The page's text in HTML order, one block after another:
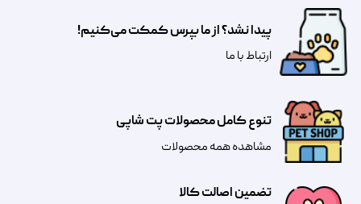
تضمین اصالت کالا
تنوع کامل محصولات پت شاپی
مشاهده همه محصولات
پیدا نشد؟ از ما بپرس کمکت می‌کنیم!
​​​ارتباط با ما